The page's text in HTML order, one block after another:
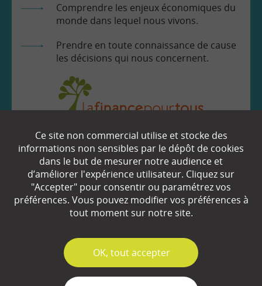
Comprendre les enjeux économiques du
monde dans lequel nous vivons.
Prendre en toute connaissance de cause
les décisions qui nous concernent.
EN SAVOIR
Qui sommes-nous ?
Partenaires
Plan du site
Ce site non commercial utilise et stocke des
informations non sensibles par le dépôt de cookies
dans le but de mesurer notre audience et
d’améliorer l'expérience utilisateur. Cliquez sur
"Accepter" pour consentir ou paramétrez vos
préférences. Vous pouvez modifier vos préférences à
tout moment sur notre site.
✓
OK, tout accepter